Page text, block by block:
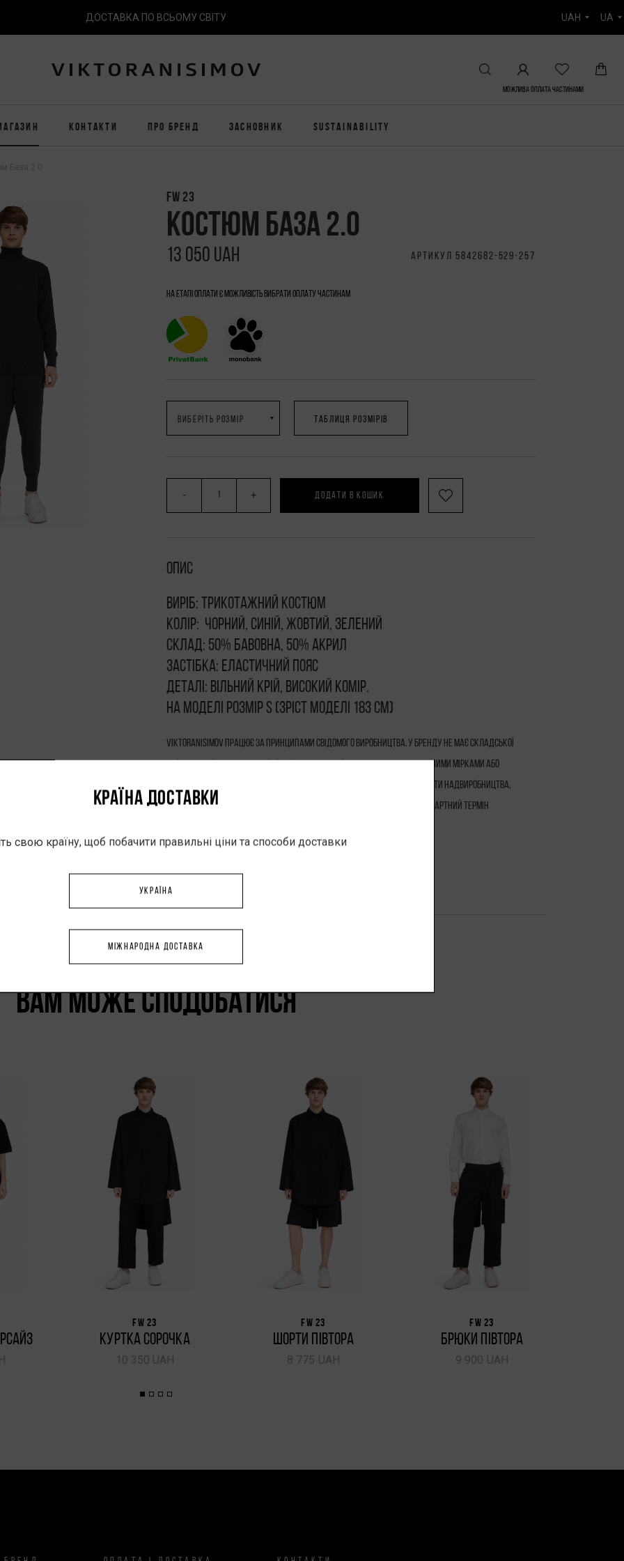
ДОСТАВКА ПО ВСЬОМУ СВІТУ UAH UA
Можлива Оплата частинами
КОНТАКТИ ПРО БРЕНД ЗАСНОВНИК SUSTAINABILITY
FW 23
КОСТЮМ БАЗА 2.0
13 050 UAH АРТИКУЛ 5842682-529-257
На етапі оплати є можливість вибрати Оплату частинам
ТАБЛИЦЯ РОЗМІРІВ
- + ДОДАТИ В КОШИК
Опис
Виріб: трикотажний костюм
Колір: чорний, синій, жовтий, зелений
Склад: 50% бавовна, 50% акрил
Застібка: еластичний пояс
Деталі: вільний крій, високий комір.
На моделі розмір S (зріст моделі 183 см)
VIKTORANISIMOV працює за принципами свідомого виробництва. У бренду не має складської
програми. Кожен виріб виготовляється на замовлення — за стандартними мірками або
індивідуальними параметрами клієнта. Така модель дозволяє уникати надвиробництва,
контролювати якість і відповідально використовувати ресурси. Стандартний термін
ВАМ МОЖЕ СПОДОБАТИСЯ
FW 23
КУРТКА СОРОЧКА
10 350 UAH
FW 23
ШОРТИ ПІВТОРА
8 775 UAH
FW 23
БРЮКИ ПІВТОРА
9 900 UAH
КРАЇНА ДОСТАВКИ
свою країну, щоб побачити правильні ціни та способи доставки
УКРАЇНА
МІЖНАРОДНА ДОСТАВКА